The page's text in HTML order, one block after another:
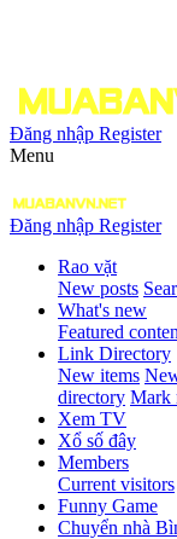
Đăng nhập Register
Menu
Đăng nhập Register
Rao vặt
New posts
What's new
Featured
Link Directory
New items
directory Mark
Xem TV
Xổ số đây
Members
Current visitors
Funny Game
Chuyển nhà